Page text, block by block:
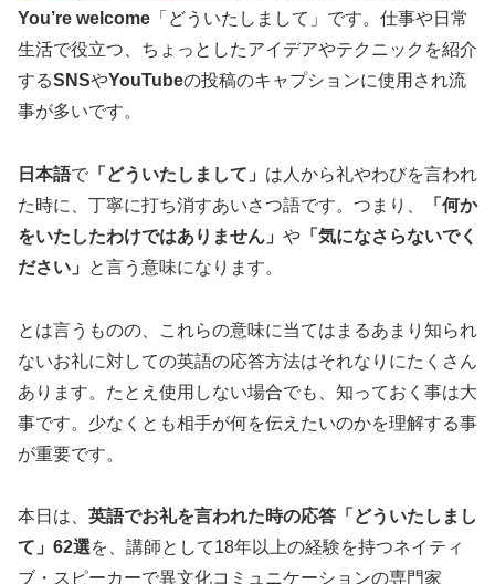
You’re welcome 「どういたしまして」です。仕事や日常
生活で役立つ、ちょっとしたアイデアやテクニックを紹介
するSNSやYouTubeの投稿のキャプションに使用され流
事が多いです。
日本語で 「どういたしまして」 は人から礼やわびを言われ
た時に、丁寧に打ち消すあいさつ語です。つまり、
「何か
をいたしたわけではありません」 や 「気になさらないでく
ださい」
と言う意味になります。
とは言うものの、これらの意味に当てはまるあまり知られ
ないお礼に対しての英語の応答方法はそれなりにたくさん
あります。たとえ使用しない場合でも、知っておく事は大
事です。少なくとも相手が何を伝えたいのかを理解する事
が重要です。
本日は、 英語でお礼を言われた時の応答「どういたしまし
て」62選を、講師として18年以上の経験を持つネイティ
ブ・スピーカーで異文化コミュニケーションの専門家